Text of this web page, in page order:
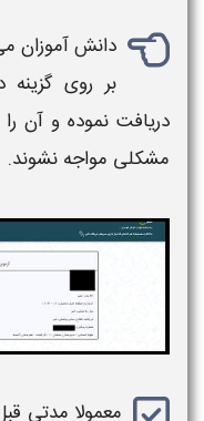
دانش آموزان
بر روی گزینه
دریافت نموده و آن
مشکلی مواجه نشوند.
معمولا مدتی